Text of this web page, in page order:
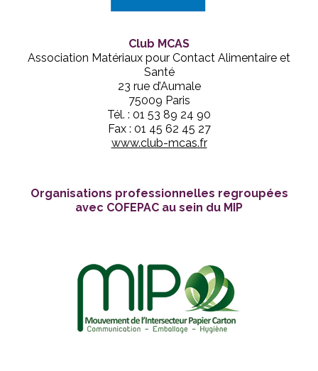
Club MCAS
Association Matériaux pour Contact Alimentaire et
Santé
23 rue d’Aumale
75009 Paris
Tél. : 01 53 89 24 90
Fax : 01 45 62 45 27
www.club-mcas.fr
Organisations professionnelles regroupées
avec COFEPAC au sein du MIP